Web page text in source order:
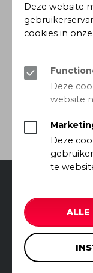
Deze website
cookies in onze
Deze
website
Deze
te
ALLE
0573 - 22 23
Bezoekadres
AFSPRAAK